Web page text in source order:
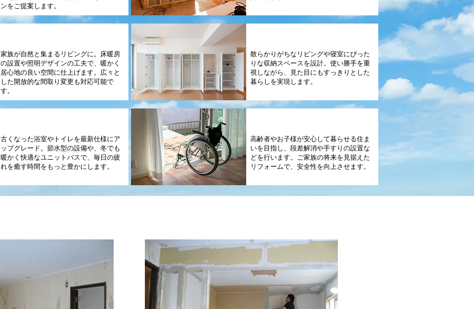
ンをご提案します。
家族が自然と集まるリビングに。床暖房
の設置や照明デザインの工夫で、暖かく
居心地の良い空間に仕上げます。広々と
した開放的な間取り変更も対応可能で
す。
古くなった浴室やトイレを最新仕様にア
ップグレード。節水型の設備や、冬でも
暖かく快適なユニットバスで、毎日の疲
れを癒す時間をもっと豊かにします。
散らかりがちなリビングや寝室にぴった
りな収納スペースを設計。使い勝手を重
視しながら、見た目にもすっきりとした
暮らしを実現します。
高齢者やお子様が安心して暮らせる住ま
いを目指し、段差解消や手すりの設置な
どを行います。ご家族の将来を見据えた
リフォームで、安全性を向上させます。